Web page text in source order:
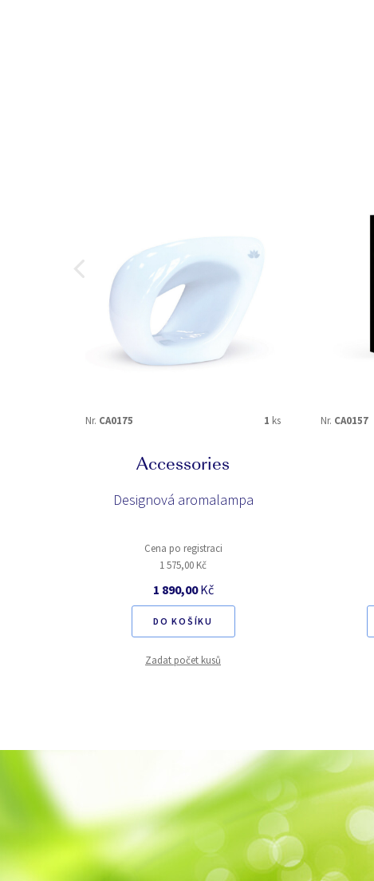
Nr. CA0175 1 ks
Accessories
Designová aromalampa
Cena po registraci
1 575,00 Kč
1 890,00Kč
DO KOŠÍKU
Zadat počet kusů
Nr. CA0157